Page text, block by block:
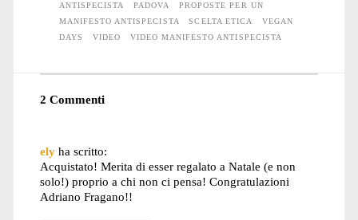
ANTISPECISTA
PADOVA
PROPOSTE PER UN
MANIFESTO ANTISPECISTA
SCELTA ETICA
VEGAN
DAYS
VIDEO VIDEO MANIFESTO ANTISPECISTA
2 Commenti
ely ha scritto:
Acquistato! Merita di esser regalato a Natale (e non
solo!) proprio a chi non ci pensa! Congratulazioni
Adriano Fragano!!